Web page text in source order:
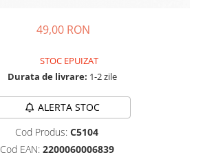
49,00 RON
STOC EPUIZAT
Durata de livrare: 1-2 zile
ALERTA STOC
Cod Produs: C5104
Cod EAN: 2200060006839